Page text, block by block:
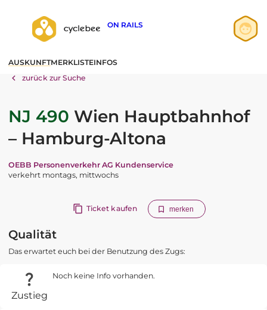
ON RAILS
AUSKUNFTMERKLISTEINFOS
zurück zur Suche
NJ 490 Wien Hauptbahnhof
– Hamburg-Altona
OEBB Personenverkehr AG Kundenservice
verkehrt montags, mittwochs
Ticket kaufen merken
Qualität
Das erwartet euch bei der Benutzung des Zugs:
Zustieg
Noch keine Info vorhanden.